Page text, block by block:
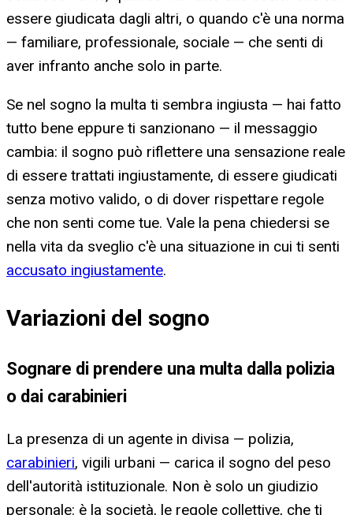
essere giudicata dagli altri, o quando c'è una norma
— familiare, professionale, sociale — che senti di
aver infranto anche solo in parte.
Se nel sogno la multa ti sembra ingiusta — hai fatto
tutto bene eppure ti sanzionano — il messaggio
cambia: il sogno può riflettere una sensazione reale
di essere trattati ingiustamente, di essere giudicati
senza motivo valido, o di dover rispettare regole
che non senti come tue. Vale la pena chiedersi se
nella vita da sveglio c'è una situazione in cui ti senti
accusato ingiustamente.
Variazioni del sogno
Sognare di prendere una multa dalla polizia
o dai carabinieri
La presenza di un agente in divisa — polizia,
carabinieri, vigili urbani — carica il sogno del peso
dell'autorità istituzionale. Non è solo un giudizio
personale: è la società, le regole collettive, che ti